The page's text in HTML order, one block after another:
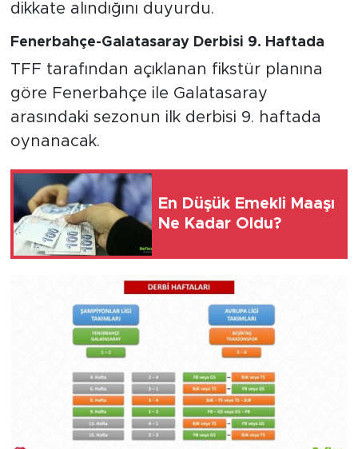
dikkate alındığını duyurdu.
Fenerbahçe-Galatasaray Derbisi 9. Haftada
TFF tarafından açıklanan fikstür planına
göre Fenerbahçe ile Galatasaray
arasındaki sezonun ilk derbisi 9. haftada
oynanacak.
En Düşük Emekli Maaşı
Ne Kadar Oldu?